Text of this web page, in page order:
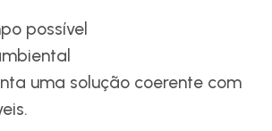
possível
uma solução coerente com